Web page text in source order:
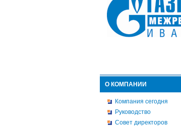
О КОМПАНИИ
Компания сегодня
Руководство
Совет директоров